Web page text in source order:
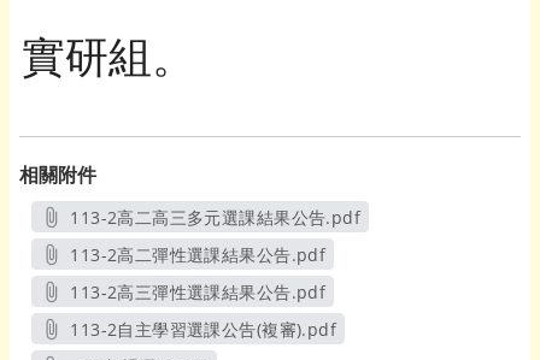
實研組。
相關附件
113-2高二高三多元選課結果公告.pdf
另開新視窗
113-2高二彈性選課結果公告.pdf
另開新視窗
113-2高三彈性選課結果公告.pdf
另開新視窗
113-2自主學習選課公告(複審).pdf
另開新視窗